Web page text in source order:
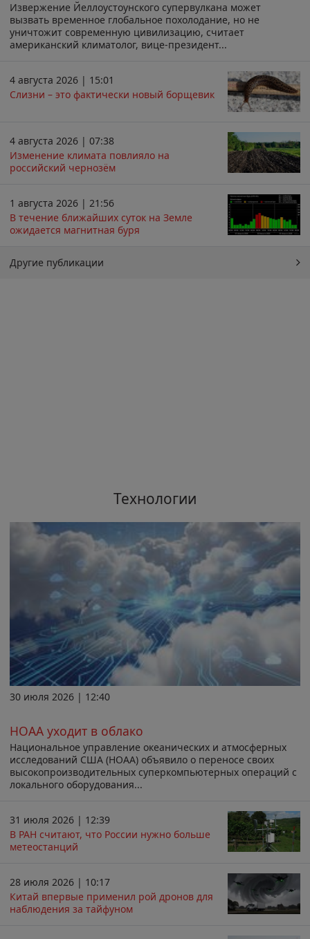
Извержение Йеллоустоунского супервулкана может
вызвать временное глобальное похолодание, но не
уничтожит современную цивилизацию, считает
американский климатолог, вице-президент...
4 августа 2026 | 15:01
Слизни – это фактически новый борщевик
4 августа 2026 | 07:38
Изменение климата повлияло на
российский чернозём
1 августа 2026 | 21:56
В течение ближайших суток на Земле
ожидается магнитная буря
Другие публикации
Технологии
30 июля 2026 | 12:40
НОАА уходит в облако
Национальное управление океанических и атмосферных
исследований США (НОАА) объявило о переносе своих
высокопроизводительных суперкомпьютерных операций с
локального оборудования...
31 июля 2026 | 12:39
В РАН считают, что России нужно больше
метеостанций
28 июля 2026 | 10:17
Китай впервые применил рой дронов для
наблюдения за тайфуном